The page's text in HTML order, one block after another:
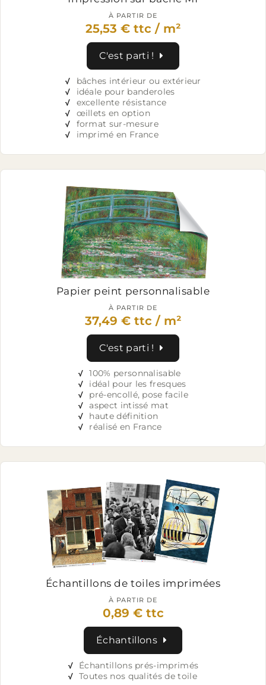
À PARTIR DE
25,53 € ttc / m²
C'est parti !
√
bâches intérieur ou extérieur
√
idéale pour banderoles
√
excellente résistance
√
œillets en option
√
format sur-mesure
√
imprimé en France
Papier peint personnalisable
À PARTIR DE
37,49 € ttc / m²
C'est parti !
√ 100% personnalisable
√
idéal pour les fresques
√
pré-encollé, pose facile
√ aspect intissé mat
√
haute définition
√
réalisé en France
Échantillonsde toiles imprimées
À PARTIR DE
0,89 € ttc
Échantillons
√
Échantillons prés-imprimés
√ Toutes nos qualités de toile